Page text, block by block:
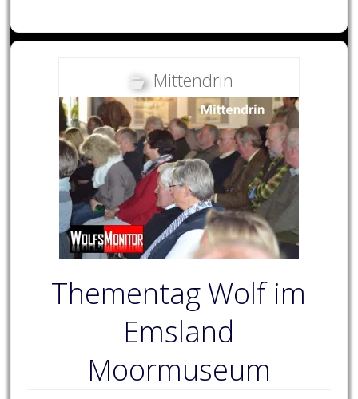
Mittendrin
Thementag Wolf im
Emsland
Moormuseum